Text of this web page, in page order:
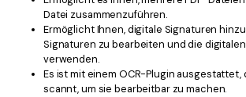
Datei zusammenzuführen.
Ermöglicht Ihnen, digitale Signaturen
Signaturen zu bearbeiten und die
verwenden.
Es ist mit einem OCR-Plugin ausgestattet,
scannt, um sie bearbeitbar zu machen.